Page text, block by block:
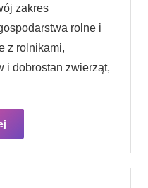
zakres
rolne i
z rolnikami,
i dobrostan zwierząt,